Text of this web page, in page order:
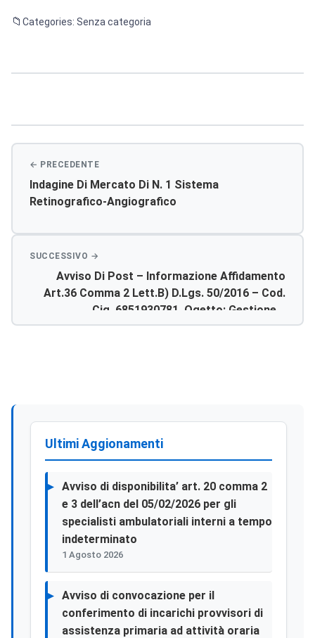
Categories: Senza categoria
Indagine Di Mercato Di N. 1 Sistema
Retinografico-Angiografico
Avviso Di Post – Informazione Affidamento
Art.36 Comma 2 Lett.b) D.lgs. 50/2016 – Cod.
Cig. 6851930781. Ogetto: Gestione E
Sorveglianza Antincendio Delle Elisuperfici Per
Ultimi Aggionamenti
Avviso di disponibilita’ art. 20 comma 2
e 3 dell’acn del 05/02/2026 per gli
specialisti ambulatoriali interni a tempo
indeterminato
1 Agosto 2026
Avviso di convocazione per il
conferimento di incarichi provvisori di
assistenza primaria ad attività oraria